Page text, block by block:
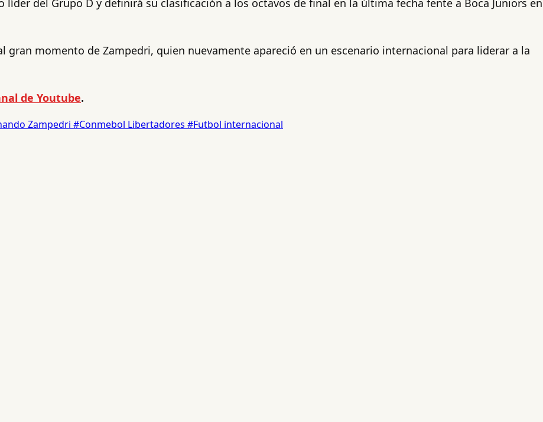
gran momento de Zampedri, quien nuevamente apareció en un escenario internacional para liderar a la
de Youtube.
Zampedri #Conmebol Libertadores #Futbol internacional